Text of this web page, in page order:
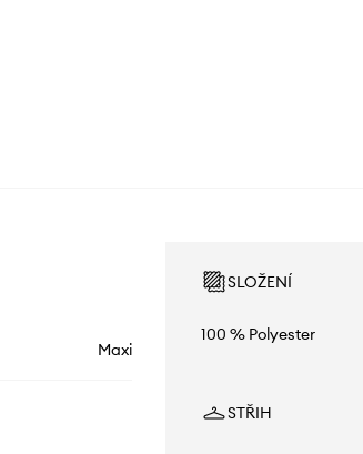
Maxi
SLOŽENÍ
100 % Polyester
STŘIH